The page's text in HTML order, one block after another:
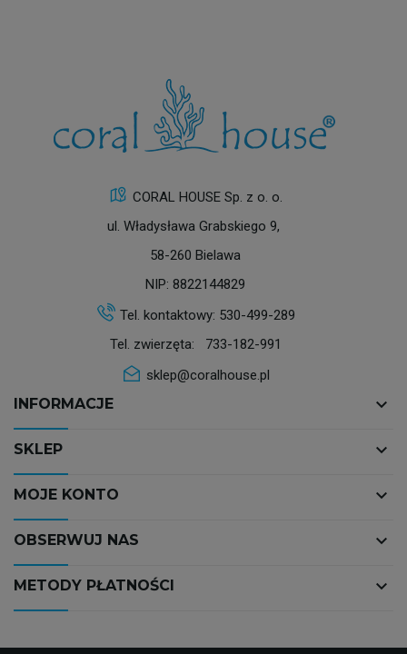
CORAL HOUSE Sp. z o. o.
ul. Władysława Grabskiego 9,
58-260 Bielawa
NIP: 8822144829
Tel. kontaktowy: 530-499-289
Tel. zwierzęta: 733-182-991
sklep@coralhouse.pl
INFORMACJE keyboard_arrow_down
SKLEP keyboard_arrow_down
MOJE KONTO keyboard_arrow_down
OBSERWUJ NAS keyboard_arrow_down
METODY PŁATNOŚCI keyboard_arrow_down